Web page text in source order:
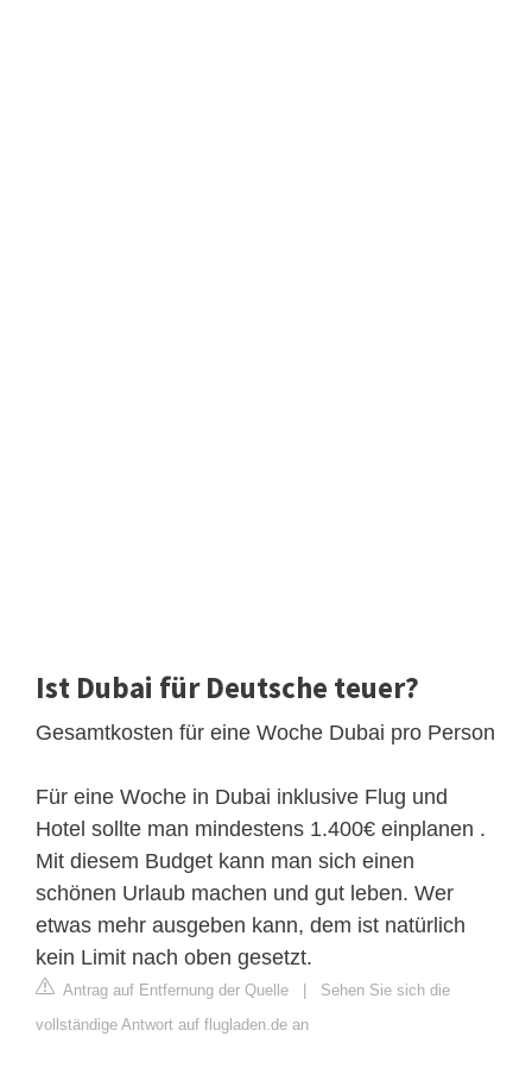
Ist Dubai für Deutsche teuer?
Gesamtkosten für eine Woche Dubai pro Person
Für eine Woche in Dubai inklusive Flug und
Hotel sollte man mindestens 1.400€ einplanen .
Mit diesem Budget kann man sich einen
schönen Urlaub machen und gut leben. Wer
etwas mehr ausgeben kann, dem ist natürlich
kein Limit nach oben gesetzt.
Antrag auf Entfernung der Quelle | Sehen Sie sich die
vollständige Antwort auf flugladen.de an